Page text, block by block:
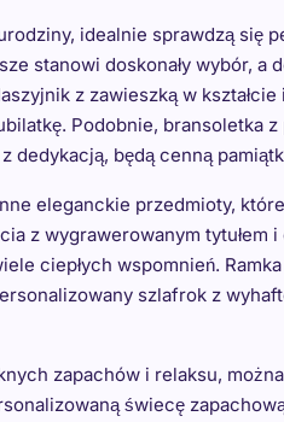
idealnie sprawdzą się
stanowi doskonały wybór,
z zawieszką w
Podobnie, bransoletka
dedykacją, będą cenną
eleganckie przedmioty,
z wygrawerowanym
ciepłych wspomnień.
szlafrok z
zapachów i relaksu,
świecę